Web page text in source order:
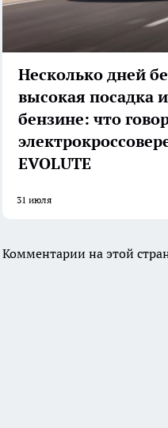
Несколько дней
высокая посадка
бензине: что
EVOLUTE
31 июля
Комментарии на этой